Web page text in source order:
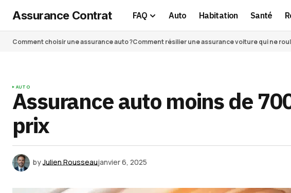
Assurance Contrat FAQ Auto Habitation Santé
Comment choisir une assurance auto ?Comment résilier une assurance voiture qui ne
AUTO
Assurance auto moins de
prix
byJulien Rousseaujanvier 6, 2025